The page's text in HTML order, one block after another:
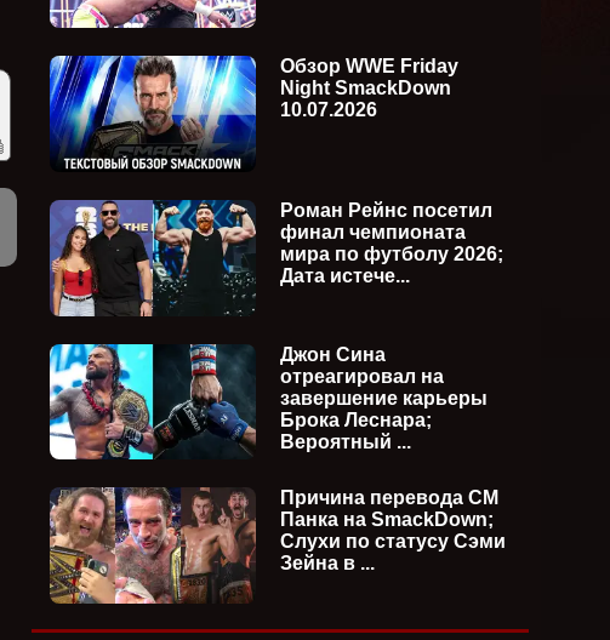
Обзор WWE Friday
Night SmackDown
10.07.2026
Роман Рейнс посетил
финал чемпионата
мира по футболу 2026;
Дата истече...
Джон Сина
отреагировал на
завершение карьеры
Брока Леснара;
Вероятный ...
Причина перевода СМ
Панка на SmackDown;
Слухи по статусу Сэми
Зейна в ...